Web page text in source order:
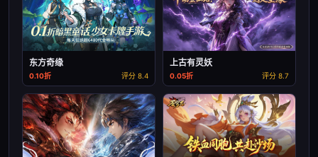
东方奇缘
0.10折 评分 8.4
上古有灵妖
0.05折 评分 8.7